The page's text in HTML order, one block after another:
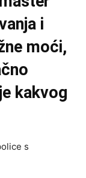
i
moći,
kakvog
s